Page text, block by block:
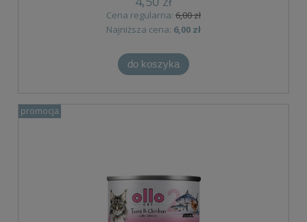
Cena regularna: 6,00 zł
Najniższa cena: 6,00 zł
do koszyka
promocja